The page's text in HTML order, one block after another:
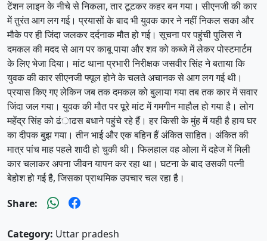
टेंशन लाइन के नीचे से निकला, तार टूटकर कहर बन गया। सीएनजी की कार
में तुरंत आग लग गई। प्रयासों के बाद भी युवक कार ने नहीं निकल सका और
मौके पर ही जिंदा जलकर दर्दनाक मौत हो गई। सूचना पर पहुंची पुलिस ने
दमकल की मदद से आग पर काबू पाया और शव को कब्जे में लेकर पोस्टमार्टम
के लिए भेजा दिया। मांट थाना प्रभारी निरीक्षक जसवीर सिंह ने बताया कि
युवक की कार सीएनजी फ्यूल होने के चलते अचानक से आग लग गई थी।
प्रयास किए गए लेकिन जब तक दमकल को बुलाया गया तब तक कार में सवार
जिंदा जल गया। युवक की मौत पर पूरे मांट में गमगीन माहौल हो गया है। लोग
महेंद्र सिंह को ढंाढस बधाने पहुंचे रहे हैं। हर किसी के मुंह में यही है हाय घर
का दीपक बुझ गया। तीन भाई और एक बहिन हैं अंकित साहित। अंकित की
मात्र पांच माह पहले शादी हो चुकी थी। फिलहाल वह ओला में दहेज में मिली
कार चलाकर अपना जीवन यापन कर रहा था। घटना के बाद उसकी पत्नी
बेहोश हो गई है, जिसका प्राथमिक उपचार चल रहा है।
Share:
Category: Uttar pradesh